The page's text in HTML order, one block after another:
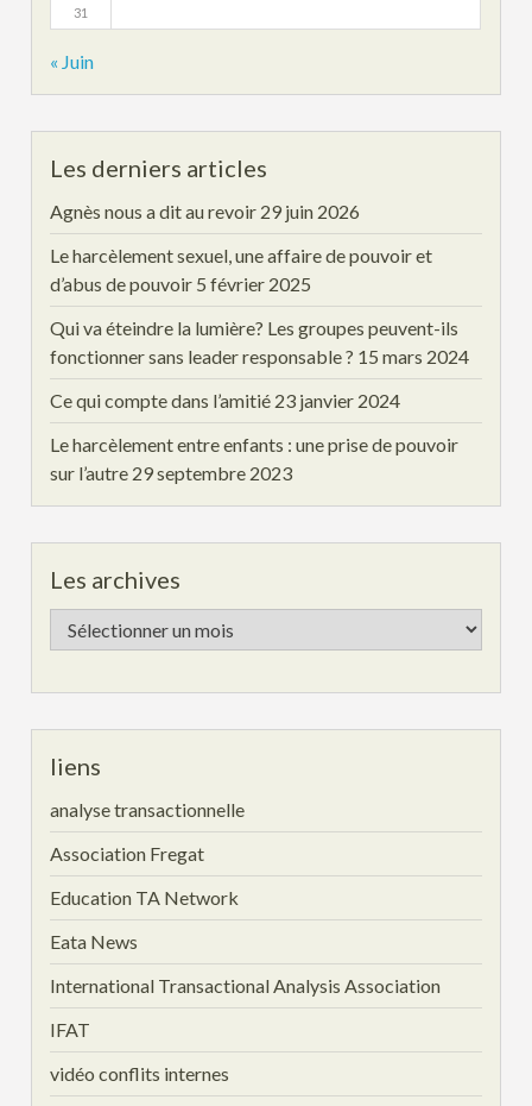
31
« Juin
Les derniers articles
Agnès nous a dit au revoir 29 juin 2026
Le harcèlement sexuel, une affaire de pouvoir et
d’abus de pouvoir 5 février 2025
Qui va éteindre la lumière? Les groupes peuvent-ils
fonctionner sans leader responsable ? 15 mars 2024
Ce qui compte dans l’amitié 23 janvier 2024
Le harcèlement entre enfants : une prise de pouvoir
sur l’autre 29 septembre 2023
Les archives
Les
archives
liens
analyse transactionnelle
Association Fregat
Education TA Network
Eata News
International Transactional Analysis Association
IFAT
vidéo conflits internes